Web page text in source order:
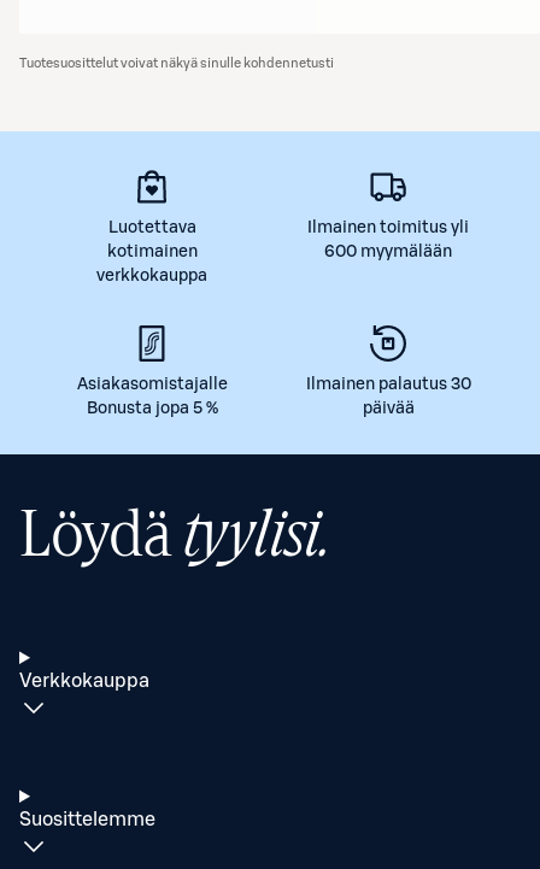
Tuotesuosittelut voivat näkyä sinulle kohdennetusti
Luotettava
kotimainen
verkkokauppa
Ilmainen toimitus yli
600 myymälään
Asiakasomistajalle
Bonusta jopa 5 %
Ilmainen palautus 30
päivää
Löydätyylisi.
Verkkokauppa
Suosittelemme